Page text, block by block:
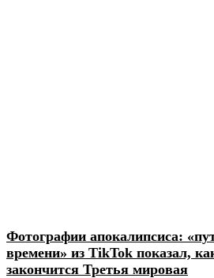
Фотографии апокалипсиса:
времени» из TikTok показал,
закончится Третья мировая